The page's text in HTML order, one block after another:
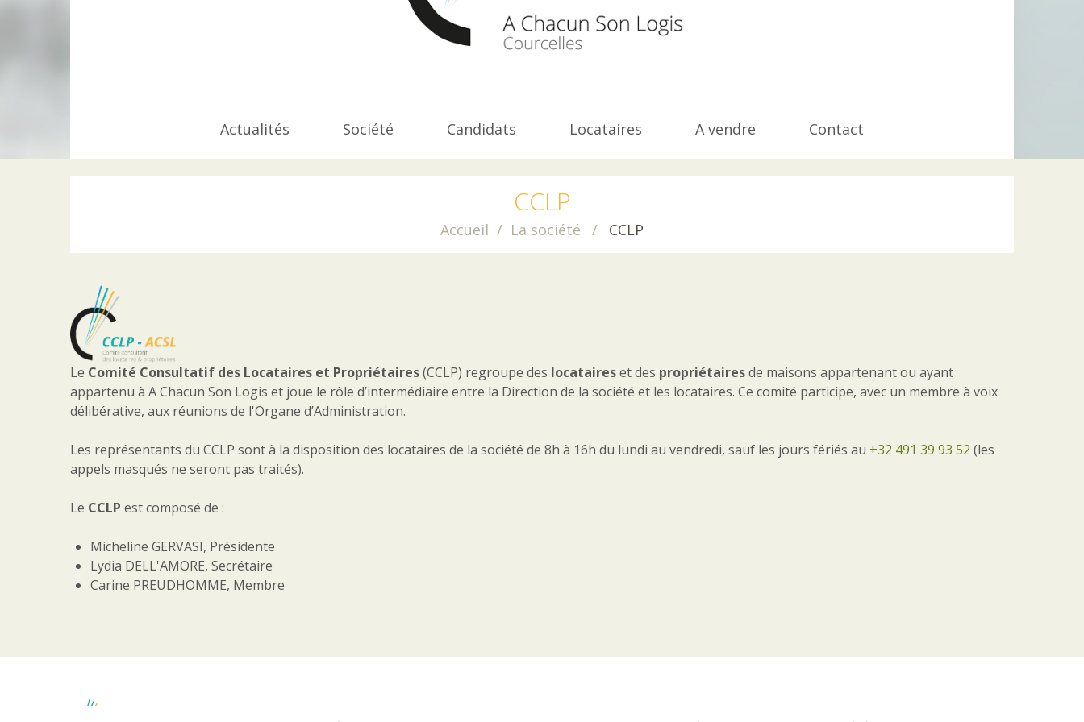
Actualités Société Candidats Locataires A vendre Contact
CCLP
Accueil La société CCLP
Le Comité Consultatif des Locataires et Propriétaires(CCLP) regroupe des locataireset des propriétairesde maisons appartenant ou ayant
appartenu à A Chacun Son Logis et joue le rôle d’intermédiaire entre la Direction de la société et les locataires. Ce comité participe, avec un membre à voix
délibérative, aux réunions de l'Organe d’Administration.
Les représentants du CCLP sont à la disposition des locataires de la société de 8h à 16h du lundi au vendredi, sauf les jours fériés au +32 491 39 93 52 (les
appels masqués ne seront pas traités).
Le CCLP est composé de :
Micheline GERVASI, Présidente
Lydia DELL'AMORE, Secrétaire
Carine PREUDHOMME, Membre